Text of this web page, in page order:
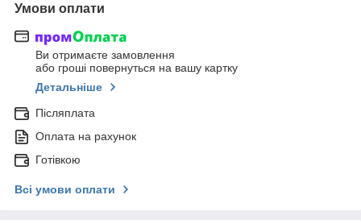
Умови оплати
Ви отримаєте замовлення
або гроші повернуться на вашу картку
Детальніше
Післяплата
Оплата на рахунок
Готівкою
Всі умови оплати